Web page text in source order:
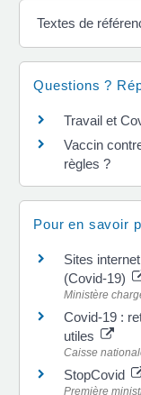
Textes de
Questions ?
Travail et
Vaccin
règles ?
Pour en savoir
Sites
(Covid-19)
Ministère
Covid-19 :
utiles
Caisse
StopCovid
Première